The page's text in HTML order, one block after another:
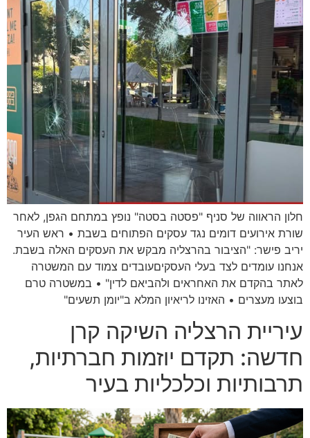
חלון הראווה של סניף "פסטה בסטה" נופץ במתחם הגפן, לאחר
שורת אירועים דומים נגד עסקים הפתוחים בשבת • ראש העיר
יריב פישר: "הציבור בהרצליה מבקש את העסקים האלה בשבת.
אנחנו עומדים לצד בעלי העסקיםעובדים צמוד עם המשטרה
לאתר בהקדם את האחראים ולהביאם לדין" • במשטרה טרם
בוצעו מעצרים • האזינו לריאיון המלא ב"יומן תשעים"
עיריית הרצליה השיקה קרן
חדשה: תקדם יוזמות חברתיות,
תרבותיות וכלכליות בעיר